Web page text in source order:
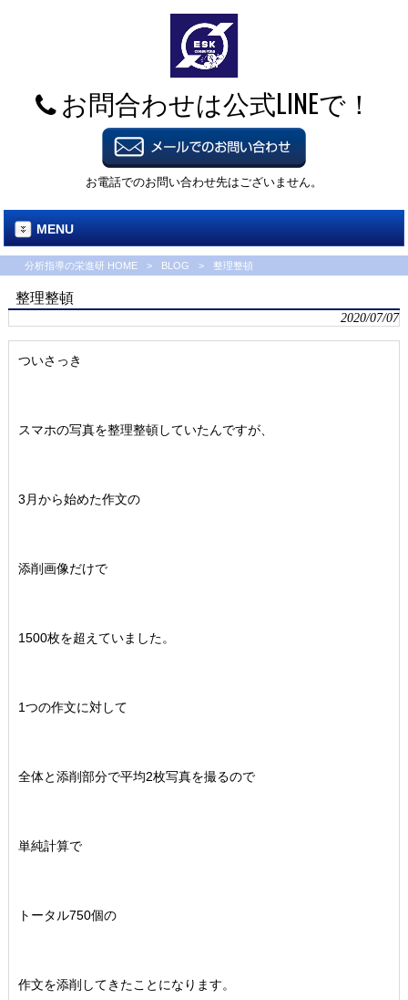
お問合わせは公式LINEで！
お電話でのお問い合わせ先はございません。
MENU
分析指導の栄進研 HOME > BLOG > 整理整頓
整理整頓
2020/07/07
ついさっき
スマホの写真を整理整頓していたんですが、
3月から始めた作文の
添削画像だけで
1500枚を超えていました。
1つの作文に対して
全体と添削部分で平均2枚写真を撮るので
単純計算で
トータル750個の
作文を添削してきたことになります。